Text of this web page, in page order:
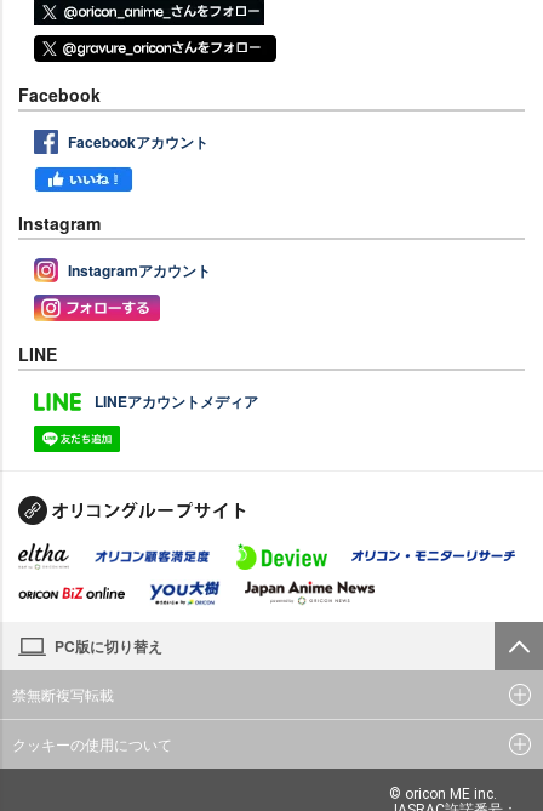
Facebook
Facebookアカウント
Instagram
Instagramアカウント
LINE
LINEアカウントメディア
PC版に切り替え
禁無断複写転載
クッキーの使用について
© oricon ME inc.